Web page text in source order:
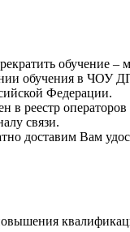
обучение –
обучения в ЧОУ
Федерации.
операторов
связи.
доставим Вам